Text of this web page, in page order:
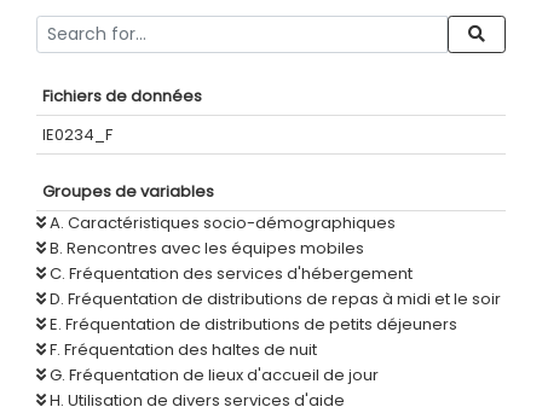
Fichiers de données
IE0234_F
Groupes de variables
A. Caractéristiques socio-démographiques
B. Rencontres avec les équipes mobiles
C. Fréquentation des services d'hébergement
D. Fréquentation de distributions de repas à midi et le soir
E. Fréquentation de distributions de petits déjeuners
F. Fréquentation des haltes de nuit
G. Fréquentation de lieux d'accueil de jour
H. Utilisation de divers services d'aide